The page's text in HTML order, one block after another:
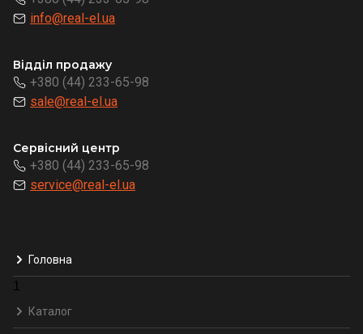
info@real-el.ua
Відділ продажу
+380 (44) 233-65-98
sale@real-el.ua
Сервісний центр
+380 (44) 233-65-98
service@real-el.ua
Головна
1
Каталог